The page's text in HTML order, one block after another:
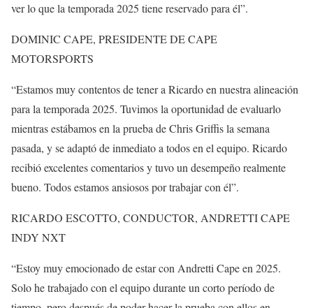
ver lo que la temporada 2025 tiene reservado para él”.
DOMINIC CAPE, PRESIDENTE DE CAPE
MOTORSPORTS
“Estamos muy contentos de tener a Ricardo en nuestra alineación
para la temporada 2025. Tuvimos la oportunidad de evaluarlo
mientras estábamos en la prueba de Chris Griffis la semana
pasada, y se adaptó de inmediato a todos en el equipo. Ricardo
recibió excelentes comentarios y tuvo un desempeño realmente
bueno. Todos estamos ansiosos por trabajar con él”.
RICARDO ESCOTTO, CONDUCTOR, ANDRETTI CAPE
INDY NXT
“Estoy muy emocionado de estar con Andretti Cape en 2025.
Solo he trabajado con el equipo durante un corto período de